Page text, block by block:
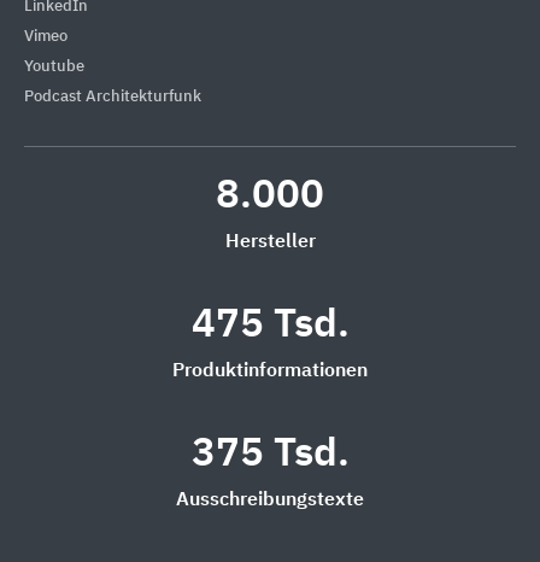
LinkedIn
Vimeo
Youtube
Podcast Architekturfunk
8.000
Hersteller
475 Tsd.
Produktinformationen
375 Tsd.
Ausschreibungstexte